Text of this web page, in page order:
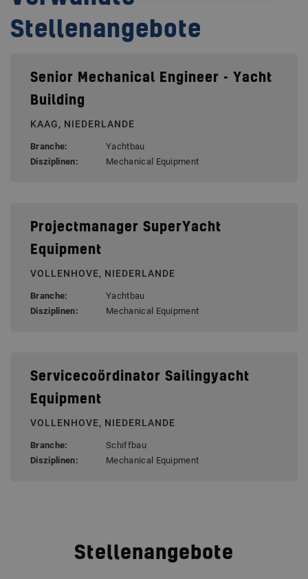
Stellenangebote
Senior Mechanical Engineer - Yacht
Building
KAAG, NIEDERLANDE
Branche:
Yachtbau
Disziplinen:
Mechanical Equipment
Projectmanager SuperYacht
Equipment
VOLLENHOVE, NIEDERLANDE
Branche:
Yachtbau
Disziplinen:
Mechanical Equipment
Servicecoördinator Sailingyacht
Equipment
VOLLENHOVE, NIEDERLANDE
Branche:
Schiffbau
Disziplinen:
Mechanical Equipment
Stellenangebote